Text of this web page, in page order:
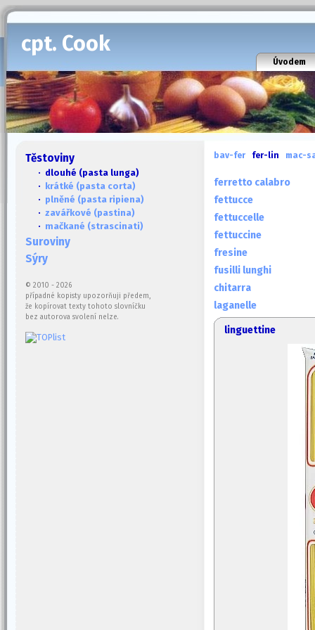
cpt. Cook
Úvodem
Těstoviny
· dlouhé (pasta lunga)
· krátké (pasta corta)
· plněné (pasta ripiena)
· zavářkové (pastina)
· mačkané (strascinati)
Suroviny
Sýry
© 2010 - 2026
případné kopisty upozorňuji předem,
že kopírovat texty tohoto slovníčku
bez autorova svolení nelze.
bav-fer fer-lin mac-
ferretto calabro
fettucce
fettuccelle
fettuccine
fresine
fusilli lunghi
chitarra
laganelle
linguettine